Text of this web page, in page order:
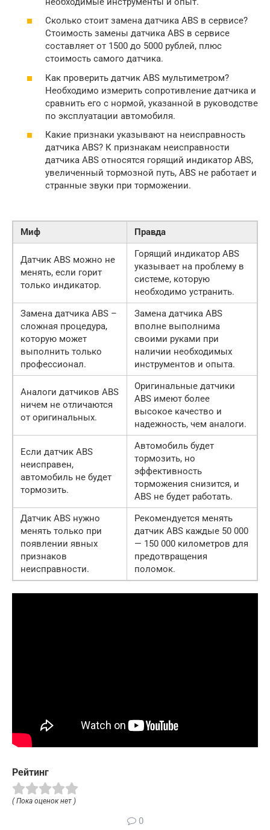
Сколько стоит замена датчика ABS в сервисе?
Стоимость замены датчика ABS в сервисе
составляет от 1500 до 5000 рублей, плюс
стоимость самого датчика.
Как проверить датчик ABS мультиметром?
Необходимо измерить сопротивление датчика и
сравнить его с нормой, указанной в руководстве
по эксплуатации автомобиля.
Какие признаки указывают на неисправность
датчика ABS? К признакам неисправности
датчика ABS относятся горящий индикатор ABS,
увеличенный тормозной путь, ABS не работает и
странные звуки при торможении.
Миф Правда
Датчик ABS можно не
менять, если горит
только индикатор.
Горящий индикатор ABS
указывает на проблему в
системе, которую
необходимо устранить.
Замена датчика ABS –
сложная процедура,
которую может
выполнить только
профессионал.
Замена датчика ABS
вполне выполнима
своими руками при
наличии необходимых
инструментов и опыта.
Аналоги датчиков ABS
ничем не отличаются
от оригинальных.
Оригинальные датчики
ABS имеют более
высокое качество и
надежность, чем аналоги.
Если датчик ABS
неисправен,
автомобиль не будет
тормозить.
Автомобиль будет
тормозить, но
эффективность
торможения снизится, и
ABS не будет работать.
Датчик ABS нужно
менять только при
появлении явных
признаков
неисправности.
Рекомендуется менять
датчик ABS каждые 50 000
— 150 000 километров для
предотвращения
поломок.
Рейтинг
( Пока оценок нет )
0